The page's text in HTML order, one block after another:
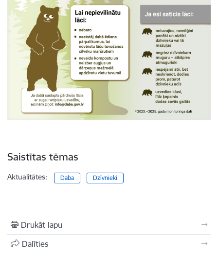
Saistītas tēmas
Aktualitātes: Daba Dzīvnieki
Drukāt lapu
Dalīties